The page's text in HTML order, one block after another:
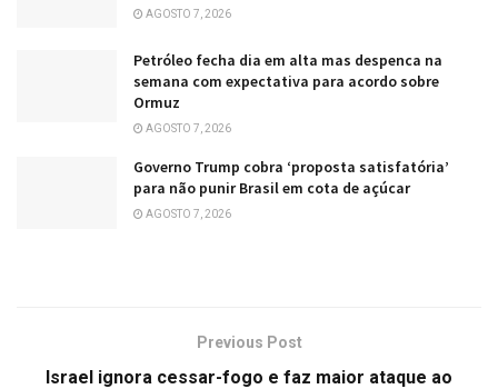
AGOSTO 7, 2026
Petróleo fecha dia em alta mas despenca na
semana com expectativa para acordo sobre
Ormuz
AGOSTO 7, 2026
Governo Trump cobra ‘proposta satisfatória’
para não punir Brasil em cota de açúcar
AGOSTO 7, 2026
Previous Post
Israel ignora cessar-fogo e faz maior ataque ao